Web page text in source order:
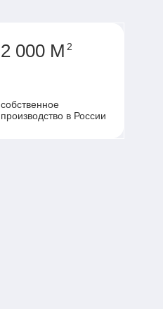
2 000 М 2
собственное
производство в России